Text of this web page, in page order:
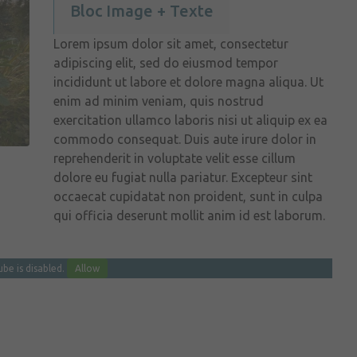
Bloc Image + Texte
Lorem ipsum dolor sit amet, consectetur
adipiscing elit, sed do eiusmod tempor
incididunt ut labore et dolore magna aliqua. Ut
enim ad minim veniam, quis nostrud
exercitation ullamco laboris nisi ut aliquip ex ea
commodo consequat. Duis aute irure dolor in
reprehenderit in voluptate velit esse cillum
dolore eu fugiat nulla pariatur. Excepteur sint
occaecat cupidatat non proident, sunt in culpa
qui officia deserunt mollit anim id est laborum.
is disabled. Allow